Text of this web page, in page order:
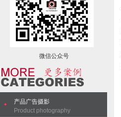
微信公众号
产品广告摄影
Product photography